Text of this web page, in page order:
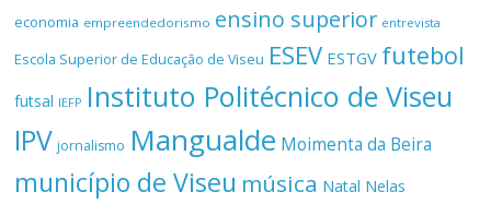
economia empreendedorismo ensino superior entrevista
Escola Superior de Educação de Viseu ESEV ESTGV futebol
futsal IEFP Instituto Politécnico de Viseu
IPV jornalismo Mangualde Moimenta da Beira
município de Viseu música Natal Nelas